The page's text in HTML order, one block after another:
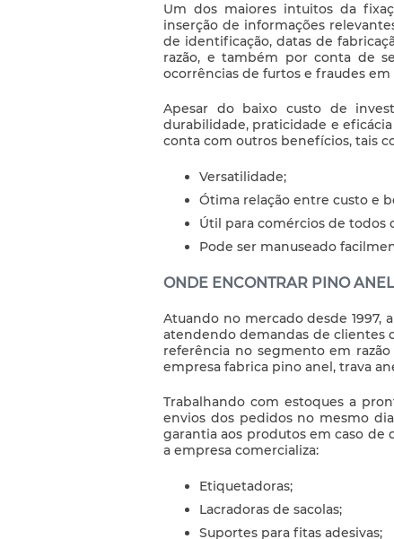
Um dos maiores intuitos da
inserção de informações
de identificação, datas de
razão, e também por conta de
ocorrências de furtos e fraudes em
Apesar do baixo custo de
durabilidade, praticidade e
conta com outros benefícios, tais
Versatilidade;
Ótima relação entre custo e
Útil para comércios de todos
Pode ser manuseado
ONDE ENCONTRAR PINO
Atuando no mercado desde 1997,
atendendo demandas de clientes
referência no segmento em
empresa fabrica pino anel , trava
Trabalhando com estoques a
envios dos pedidos no mesmo
garantia aos produtos em caso
a empresa comercializa:
Etiquetadoras;
Lacradoras de sacolas;
Suportes para fitas adesivas;